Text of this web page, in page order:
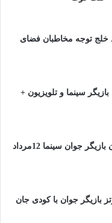
خلج توجه مخاطبان فضای
سینما و تلویزیون +
درگذشت مریم همتیان بازیگر جوان سینما 12مرداد
بازیگر جوان با کودی جان